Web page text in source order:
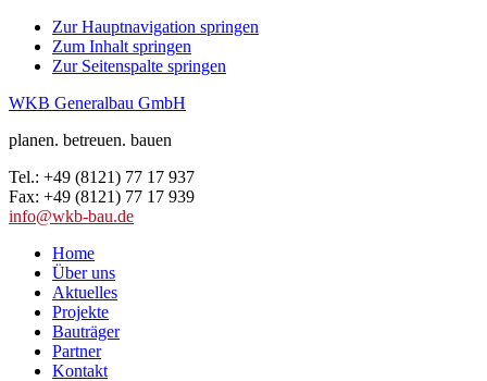
Zur Hauptnavigation springen
Zum Inhalt springen
Zur Seitenspalte springen
WKB Generalbau GmbH
planen. betreuen. bauen
Tel.: +49 (8121) 77 17 937
Fax: +49 (8121) 77 17 939
info@wkb-bau.de
Home
Über uns
Aktuelles
Projekte
Bauträger
Partner
Kontakt